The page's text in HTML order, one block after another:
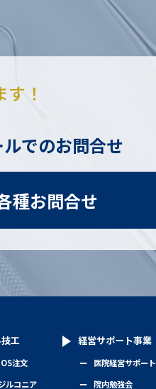
！
ルでのお問合せ
種お問合せ
工
注文
ルコニア
経営サポート事業
医院経営サポート
院内勉強会